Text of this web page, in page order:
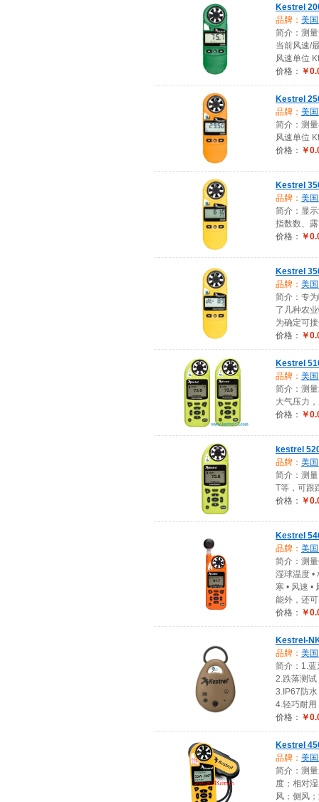
Kestrel
品牌： 美
简介：测
当前风速/
风速单位
价格： ￥
Kestrel
品牌： 美
简介：测
风速单位
价格： ￥
Kestrel
品牌： 美
简介：显
指数数、
价格： ￥
Kestrel
品牌： 美
简介：专
了几种农
为确定可
价格： ￥
Kestrel
品牌： 美
简介：测
大气压力
价格： ￥
kestrel
品牌： 美
简介：测
T等，可跟
价格： ￥
Kestrel
品牌： 美
简介：测量
湿球温度 •
寒 • 风速
能外，还
价格： ￥
Kestrel-
品牌： 美
简介：1.
2.跌落测
3.IP67防水
4.轻巧耐
价格： ￥
Kestrel
品牌： 美
简介：测
度；相对
风；侧风